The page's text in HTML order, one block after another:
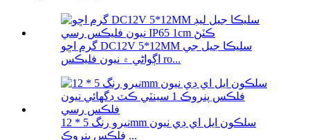
گرم اڇو DC12V 5*12MM سليڪا جيل جي
اڳواڻي ۾ نيون فليڪس ro...
نيرو رنگ 5 * 12mm سلڪون ايل اي ڊي نيون
فلڪس پنروڪ ...